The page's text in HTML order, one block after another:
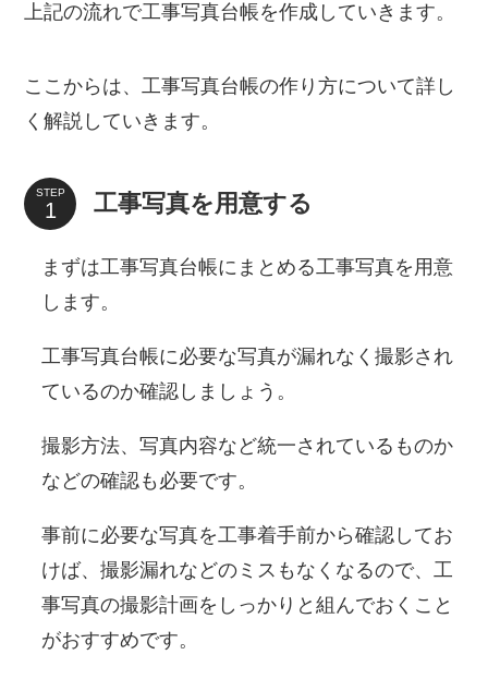
上記の流れで工事写真台帳を作成していきます。
ここからは、工事写真台帳の作り方について詳し
く解説していきます。
STEP 工事写真を用意する
まずは工事写真台帳にまとめる工事写真を用意
します。
工事写真台帳に必要な写真が漏れなく撮影され
ているのか確認しましょう。
撮影方法、写真内容など統一されているものか
などの確認も必要です。
事前に必要な写真を工事着手前から確認してお
けば、撮影漏れなどのミスもなくなるので、工
事写真の撮影計画をしっかりと組んでおくこと
がおすすめです。